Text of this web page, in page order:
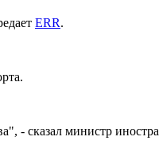
ERR.
- сказал министр